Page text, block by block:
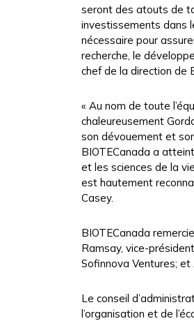
seront des atouts de
investissements dans
nécessaire pour
recherche, le
chef de la direction de
« Au nom de toute
chaleureusement
son dévouement et
BIOTECanada a
et les sciences de la
est hautement
Casey.
BIOTECanada
Ramsay, vice-
Sofinnova Ventures;
Le conseil
l’organisation et de